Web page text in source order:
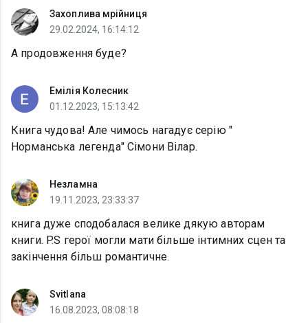
Захоплива мрійниця
29.02.2024, 16:14:12
А продовження буде?
Емілія Колесник
01.12.2023, 15:13:42
Книга чудова! Але чимось нагадує серію "
Норманська легенда" Сімони Вілар.
Незламна
19.11.2023, 23:33:37
книга дуже сподобалася велике дякую авторам
книги. P.S герої могли мати більше інтимних сцен та
закінчення більш романтичне.
Svitlana
16.08.2023, 08:08:18